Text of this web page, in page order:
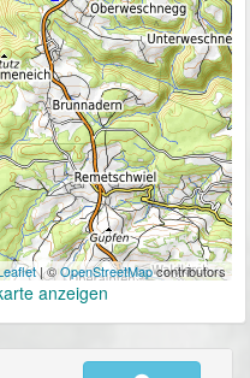
| ©OpenStreetMapcontributors
anzeigen